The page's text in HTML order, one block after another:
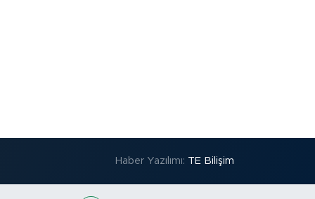
Haber Yazılımı: TE Bilişim